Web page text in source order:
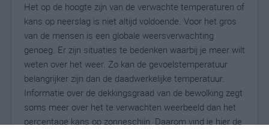
Het op de hoogte zijn van de verwachte temperaturen of
kans op neerslag is niet altijd voldoende. Voor het gros
van de mensen is een globale weersverwachting
genoeg. Er zijn situaties te bedenken waarbij je meer wilt
weten over het weer. Zo kan de gevoelstemperatuur
belangrijker zijn dan de daadwerkelijke temperatuur.
Informatie over de dekkingsgraad van de bewolking zegt
soms meer over het te verwachten weerbeeld dan het
percentage kans op zonneschijn. Daarom vind je hier de